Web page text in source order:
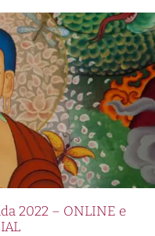
2022 – ONLINE e